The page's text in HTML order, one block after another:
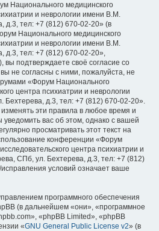
Национального медицинского
и неврологии имени В.М.
д.3, тел: +7 (812) 670-02-20» (в
Национального медицинского
и неврологии имени В.М.
д.3, тел: +7 (812) 670-02-20»,
вы подтверждаете своё согласие со
не согласны с ними, пожалуйста, не
«Форум Национального
центра психиатрии и неврологии
д.3, тел: +7 (812) 670-02-20».
эти правила в любое время и
вас об этом, однако с вашей
просматривать этот текст на
конференции «Форум
центра психиатрии и
СПб, ул. Бехтерева, д.3, тел: +7 (812)
условий означает ваше
программного обеспечения
(в дальнейшем «они», «программное
«phpBB Limited», «phpBB
«GNU General Public License v2» (в